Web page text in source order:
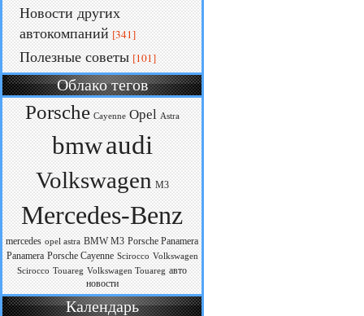
Новости других
автокомпаний [341]
Полезные советы [101]
Облако тегов
Porsche Cayenne Opel Astra
bmwaudi
Volkswagen M3
Mercedes-Benz
mercedes opel astra BMW M3 Porsche Panamera
Panamera Porsche Cayenne Scirocco Volkswagen
Scirocco Touareg Volkswagen Touareg авто
новости
Календарь